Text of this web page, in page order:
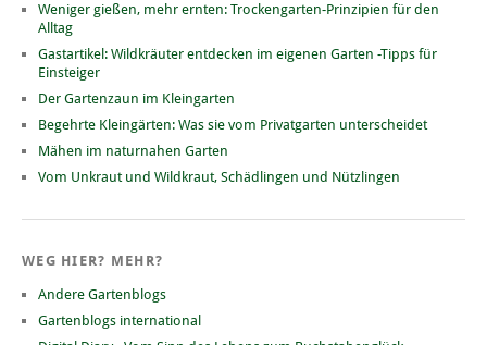
Weniger gießen, mehr ernten: Trockengarten-Prinzipien für den
Alltag
Gastartikel: Wildkräuter entdecken im eigenen Garten -Tipps für
Einsteiger
Der Gartenzaun im Kleingarten
Begehrte Kleingärten: Was sie vom Privatgarten unterscheidet
Mähen im naturnahen Garten
Vom Unkraut und Wildkraut, Schädlingen und Nützlingen
WEG HIER? MEHR?
Andere Gartenblogs
Gartenblogs international